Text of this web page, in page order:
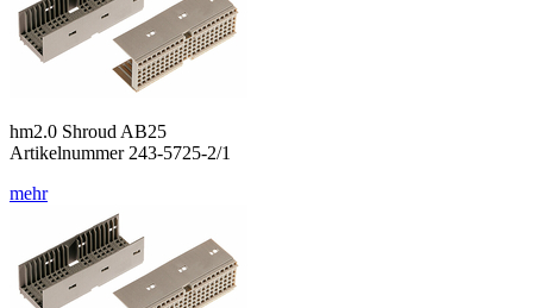
hm2.0 Shroud AB25
Artikelnummer 243-5725-2/1
mehr